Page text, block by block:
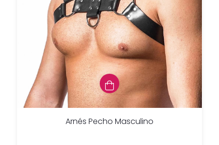
Arnés Pecho Masculino